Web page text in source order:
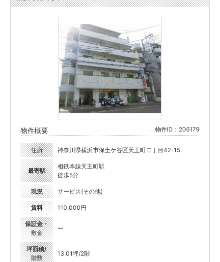
物件概要 物件ID：206179
住所 神奈川県横浜市保土ケ谷区天王町二丁目42-15
最寄駅
相鉄本線天王町駅
徒歩5分
現況 サービス(その他)
賃料 110,000円
保証金・
敷金
ー
坪面積/
階数
13.01坪/2階